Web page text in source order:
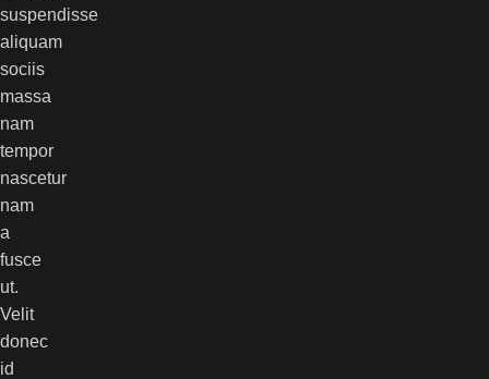
suspendisse
aliquam
sociis
massa
nam
tempor
nascetur
nam
a
fusce
ut.
Velit
donec
id